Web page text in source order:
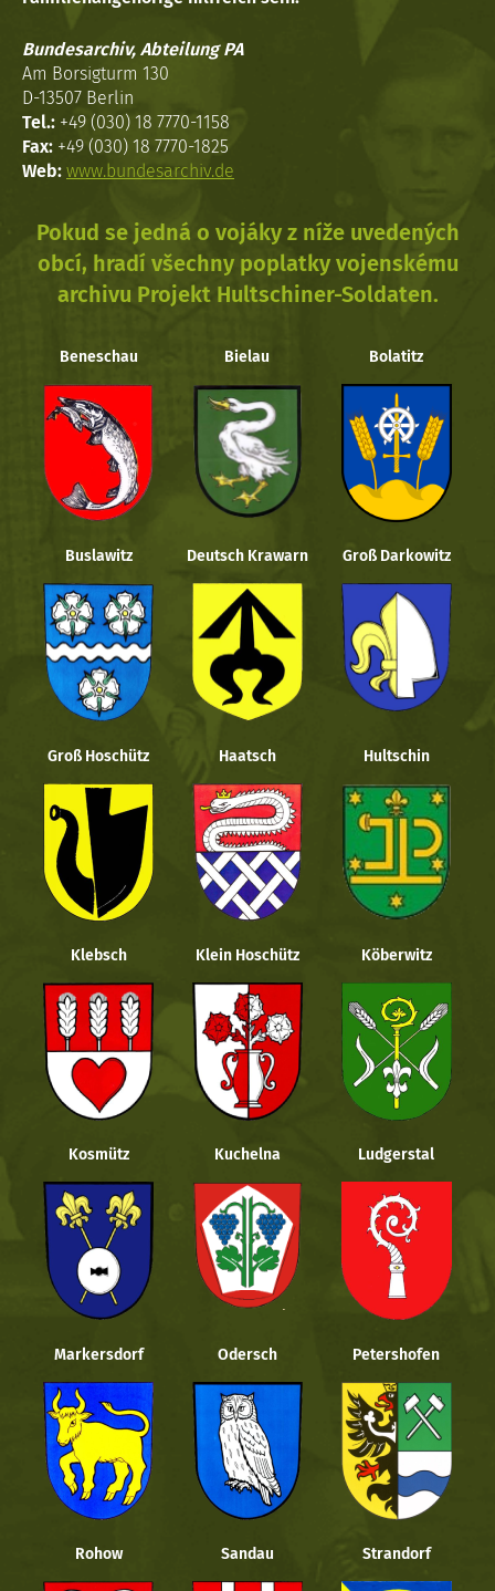
Bundesarchiv, Abteilung PA
Am Borsigturm 130
D-13507 Berlin
Tel.: +49 (030) 18 7770-1158
Fax: +49 (030) 18 7770-1825
Web: www.bundesarchiv.de
Pokud se jedná o vojáky z níže uvedených
obcí, hradí všechny poplatky vojenskému
archivu Projekt Hultschiner-Soldaten.
Beneschau Bielau Bolatitz
Buslawitz Deutsch Krawarn Groß Darkowitz
Groß Hoschütz Haatsch Hultschin
Klebsch Klein Hoschütz Köberwitz
Kosmütz Kuchelna Ludgerstal
Markersdorf Odersch Petershofen
Rohow Sandau Strandorf